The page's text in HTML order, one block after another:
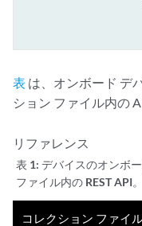
	"_postman_variable_scope": "environment",
	"_postman_exported_at": "2023-04-20T12:04:35.537Z",
表 は、オンボード デ
ション ファイル内の
リファレンス
表 1: デバイスのオンボ
ファイル内の REST API。
コレクション ファイ